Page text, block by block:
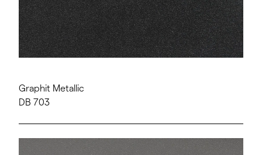
Graphit Metallic
DB 703